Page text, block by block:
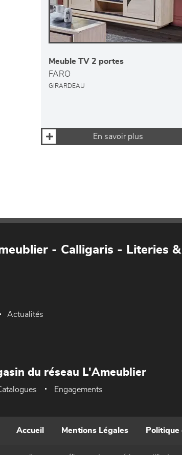
Meuble TV 2 portes
FARO
GIRARDEAU
En savoir plus
- Calligaris - Literies
Actualités
du réseau L'Ameublier
Engagements
Accueil Mentions Légales